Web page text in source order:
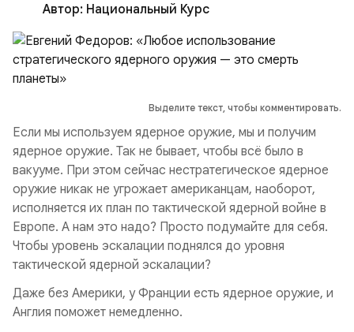
Автор: Национальный Курс
Выделите текст, чтобы комментировать.
Если мы используем ядерное оружие, мы и получим
ядерное оружие. Так не бывает, чтобы всё было в
вакууме. При этом сейчас нестратегическое ядерное
оружие никак не угрожает американцам, наоборот,
исполняется их план по тактической ядерной войне в
Европе. А нам это надо? Просто подумайте для себя.
Чтобы уровень эскалации поднялся до уровня
тактической ядерной эскалации?
Даже без Америки, у Франции есть ядерное оружие, и
Англия поможет немедленно.